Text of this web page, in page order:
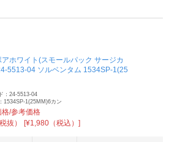
アホワイト(スモールパック サージカ
5513-04 ソルベンタム 1534SP-1(25
：24-5513-04
1534SP-1(25MM)6カン
/参考価格
税抜） [¥1,980（税込）]